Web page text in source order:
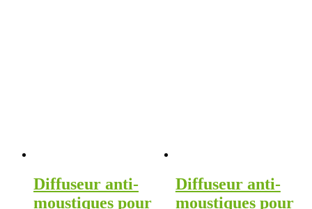
Diffuseur anti-
moustiques pour
Diffuseur anti-
moustiques pour